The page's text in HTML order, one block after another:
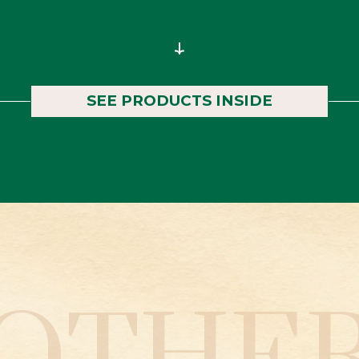
SEE PRODUCTS INSIDE